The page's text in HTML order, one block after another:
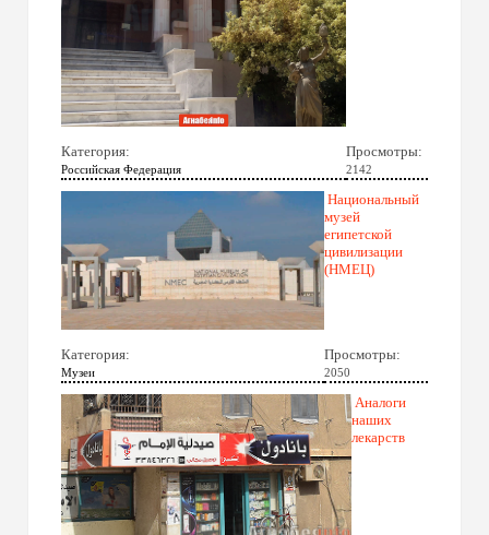
Категория:
Российская Федерация
Просмотры:
2142
Национальный
музей
египетской
цивилизации
(НМЕЦ)
Категория:
Музеи
Просмотры:
2050
Аналоги
наших
лекарств